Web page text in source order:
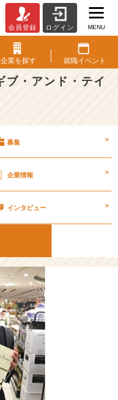
会員登録 ログイン MENU
企業を探す 就職イベント
ブ・アンド・テイ
募集 >
企業情報 >
インタビュー >